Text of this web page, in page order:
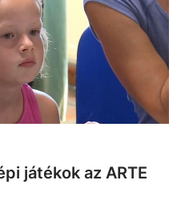
játékok az ARTE